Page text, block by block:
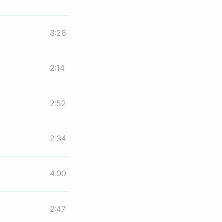
3:28
2:14
2:52
2:34
4:00
2:47